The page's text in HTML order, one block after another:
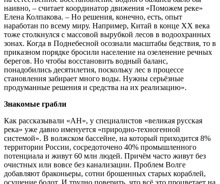
наивно, – считает координатор движения «Поможем реке»
Елена Колпакова. – Но решения, конечно, есть, опыт
наработан по всему миру. Например, Китай в конце XX века
тоже столкнулся с массовой вырубкой лесов в водоохранных
зонах. Когда в Поднебесной осознали масштабы бедствия, то в
приказном порядке бросили население на озеленение речных
берегов. Но чтобы восстановить водный баланс,
понадобились десятилетия, поскольку лес в процессе
становления забирает много воды. Нужны серьёзные
продуманные решения и средства на их реализацию».
Знакомые грабли
Как рассказывали «АН», у специалистов «великая русская
река» уже давно именуется «природно-техногенной
системой». В волжском бассейне, на который приходится 8%
территории России, сосредоточено 40% промышленного
потенциала и живут 60 млн людей. Причём часто живут без
очистных или вовсе без канализации. Проблем Волге
добавляют браконьеры, сотни брошенных старых кораблей,
осушение болот. И трудно поверить, что всё это процветает на